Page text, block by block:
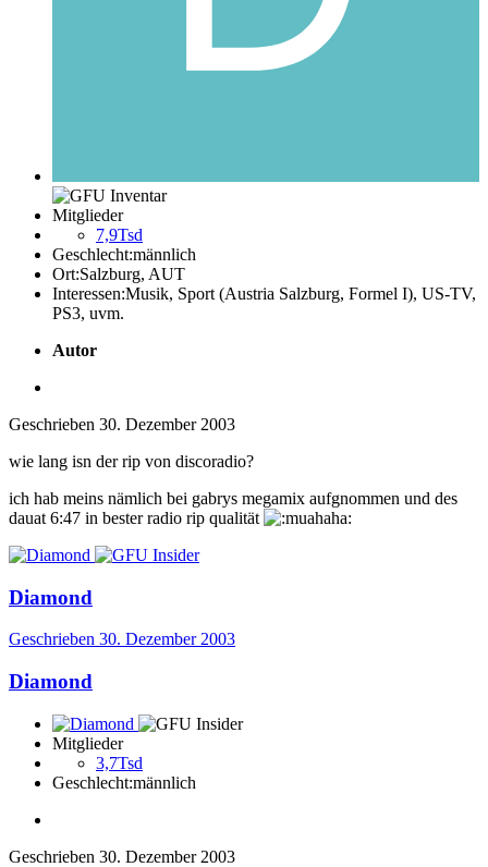
Mitglieder
7,9Tsd
Geschlecht:männlich
Ort:Salzburg, AUT
Interessen:Musik, Sport (Austria Salzburg, Formel I), US-TV,
PS3, uvm.
Autor
Geschrieben 30. Dezember 2003
wie lang isn der rip von discoradio?
ich hab meins nämlich bei gabrys megamix aufgnommen und des
dauat 6:47 in bester radio rip qualität
Diamond
Geschrieben 30. Dezember 2003
Diamond
Mitglieder
3,7Tsd
Geschlecht:männlich
Geschrieben 30. Dezember 2003